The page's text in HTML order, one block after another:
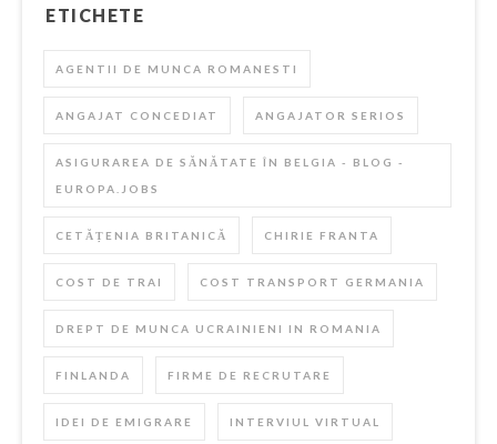
ETICHETE
AGENTII DE MUNCA ROMANESTI
ANGAJAT CONCEDIAT ANGAJATOR SERIOS
ASIGURAREA DE SĂNĂTATE ÎN BELGIA - BLOG -
EUROPA.JOBS
CETĂȚENIA BRITANICĂ CHIRIE FRANTA
COST DE TRAI COST TRANSPORT GERMANIA
DREPT DE MUNCA UCRAINIENI IN ROMANIA
FINLANDA FIRME DE RECRUTARE
IDEI DE EMIGRARE INTERVIUL VIRTUAL